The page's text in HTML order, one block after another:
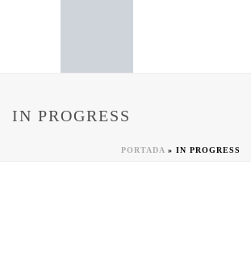
IN PROGRESS
PORTADA » IN PROGRESS